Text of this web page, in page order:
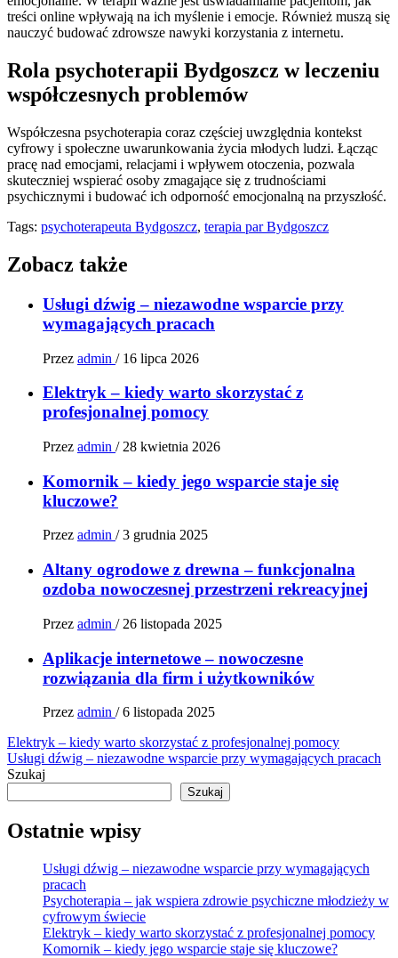
treści online wpływają na ich myślenie i emocje. Również muszą się
nauczyć budować zdrowsze nawyki korzystania z internetu.
Rola psychoterapii Bydgoszcz w leczeniu
współczesnych problemów
Współczesna psychoterapia coraz częściej uwzględnia kontekst
cyfrowy i społeczne uwarunkowania życia młodych ludzi. Łącząc
pracę nad emocjami, relacjami i wpływem otoczenia, pozwala
skuteczniej wspierać osoby zmagające się z trudnościami
psychicznymi i budować ich odporność emocjonalną na przyszłość.
Tags: psychoterapeuta Bydgoszcz, terapia par Bydgoszcz
Zobacz także
Usługi dźwig – niezawodne wsparcie przy
wymagających pracach
Przez admin / 16 lipca 2026
Elektryk – kiedy warto skorzystać z
profesjonalnej pomocy
Przez admin / 28 kwietnia 2026
Komornik – kiedy jego wsparcie staje się
kluczowe?
Przez admin / 3 grudnia 2025
Altany ogrodowe z drewna – funkcjonalna
ozdoba nowoczesnej przestrzeni rekreacyjnej
Przez admin / 26 listopada 2025
Aplikacje internetowe – nowoczesne
rozwiązania dla firm i użytkowników
Przez admin / 6 listopada 2025
Nawigacja
wpisu
Elektryk – kiedy warto skorzystać z profesjonalnej pomocy
Usługi dźwig – niezawodne wsparcie przy wymagających pracach
Szukaj
Szukaj
Ostatnie wpisy
Usługi dźwig – niezawodne wsparcie przy wymagających
pracach
Psychoterapia – jak wspiera zdrowie psychiczne młodzieży w
cyfrowym świecie
Elektryk – kiedy warto skorzystać z profesjonalnej pomocy
Komornik – kiedy jego wsparcie staje się kluczowe?